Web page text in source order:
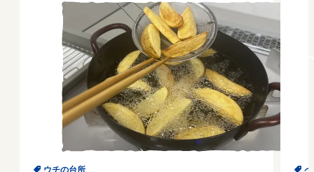
ウチの台所